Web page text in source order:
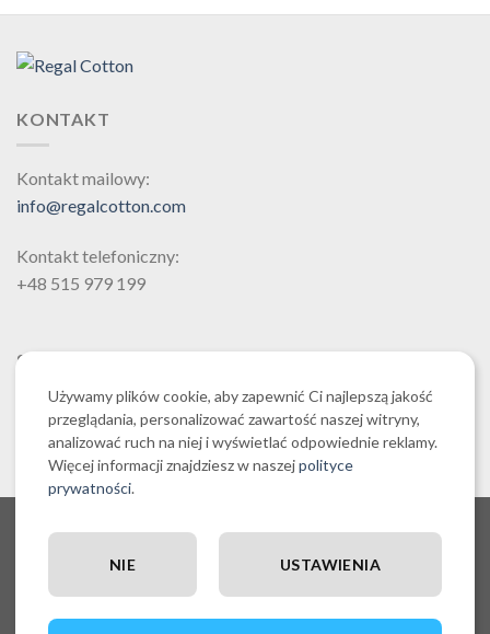
KONTAKT
Kontakt mailowy:
info@regalcotton.com
Kontakt telefoniczny:
+48 515 979 199
SZUKAJ
REGULAMIN SKLEPU REGALCOTTON.COM
RĘCZNIKI EGIPSKA BAWEŁNA
POLITYKA COOKIES
ZESTAWY PROMOCYJNE
OUTLET I WYPRZEDAŻ
Używamy plików cookie, aby zapewnić Ci najlepszą jakość
przeglądania, personalizować zawartość naszej witryny,
analizować ruch na niej i wyświetlać odpowiednie reklamy.
Więcej informacji znajdziesz w naszejpolityce
prywatności.
USTAWIENIA
NIE